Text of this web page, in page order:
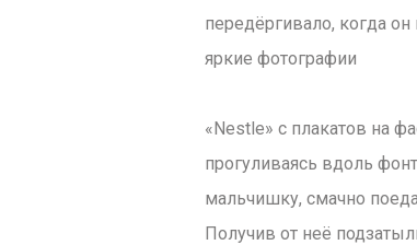
передёргивало, когда
яркие фотографии
«Nestle» с плакатов на
прогуливаясь вдоль
мальчишку, смачно
Получив от неё